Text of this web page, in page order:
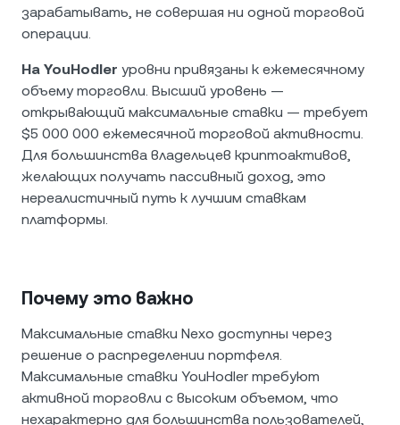
зарабатывать, не совершая ни одной торговой
операции.
На YouHodler уровни привязаны к ежемесячному
объему торговли. Высший уровень —
открывающий максимальные ставки — требует
$5 000 000 ежемесячной торговой активности.
Для большинства владельцев криптоактивов,
желающих получать пассивный доход, это
нереалистичный путь к лучшим ставкам
платформы.
Почему это важно
Максимальные ставки Nexo доступны через
решение о распределении портфеля.
Максимальные ставки YouHodler требуют
активной торговли с высоким объемом, что
нехарактерно для большинства пользователей,